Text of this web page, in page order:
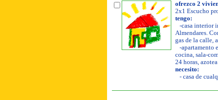
ofrezco 2
2x1 Escucho
tengo:
-casa interior
Almendares.
gas de la calle,
-apartamento
cocina, sala-
24 horas,
necesito:
- casa de